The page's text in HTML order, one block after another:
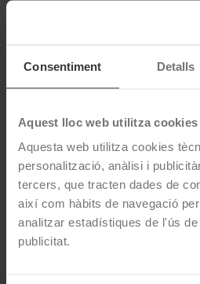
Consentiment Detalls
Aquest lloc web utilitza cookies
Aquesta web utilitza cookies
personalització, anàlisi i
tercers, que tracten dades de
així com hàbits de navegació
analitzar estadístiques de l'ús
publicitat.
Aquest pneumàtic compleix
DESCRIPCIÓ BRIDGESTONE
-
El Bridgestone Turanza T005-
d'estiu que ofereix una estabilitat
dibuix i tecnologia desenvolupada,
viatge amb un nivell de rendiment
CARACTERÍSTIQUES TÈCNIQUES